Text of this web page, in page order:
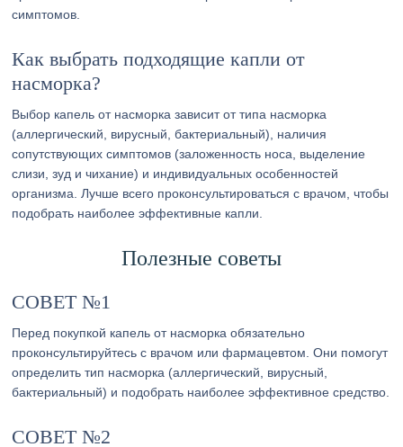
симптомов.
Как выбрать подходящие капли от
насморка?
Выбор капель от насморка зависит от типа насморка
(аллергический, вирусный, бактериальный), наличия
сопутствующих симптомов (заложенность носа, выделение
слизи, зуд и чихание) и индивидуальных особенностей
организма. Лучше всего проконсультироваться с врачом, чтобы
подобрать наиболее эффективные капли.
Полезные советы
СОВЕТ №1
Перед покупкой капель от насморка обязательно
проконсультируйтесь с врачом или фармацевтом. Они помогут
определить тип насморка (аллергический, вирусный,
бактериальный) и подобрать наиболее эффективное средство.
СОВЕТ №2